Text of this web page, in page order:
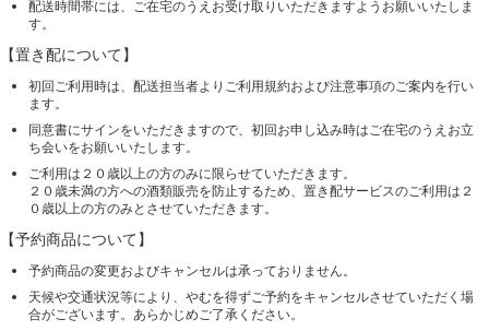
配送時間帯には、ご在宅のうえお受け取りいただきますようお願いいたしま
す。
【置き配について】
初回ご利用時は、配送担当者よりご利用規約および注意事項のご案内を行い
ます。
同意書にサインをいただきますので、初回お申し込み時はご在宅のうえお立
ち会いをお願いいたします。
ご利用は２０歳以上の方のみに限らせていただきます。
２０歳未満の方への酒類販売を防止するため、置き配サービスのご利用は２
０歳以上の方のみとさせていただきます。
【予約商品について】
予約商品の変更およびキャンセルは承っておりません。
天候や交通状況等により、やむを得ずご予約をキャンセルさせていただく場
合がございます。あらかじめご了承ください。